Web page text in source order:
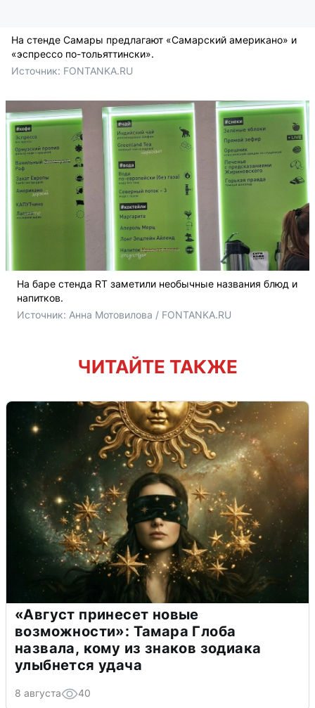
На стенде Самары предлагают «Самарский американо» и
«эспрессо по-тольяттински».
Источник: FONTANKA.RU
На баре стенда RT заметили необычные названия блюд и
напитков.
Источник: Анна Мотовилова / FONTANKA.RU
ЧИТАЙТЕ ТАКЖЕ
«Август принесет новые
возможности»: Тамара Глоба
назвала, кому из знаков зодиака
улыбнется удача
8 августа 40